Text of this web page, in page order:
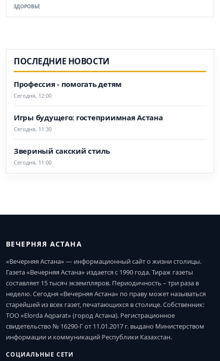
ЗДОРОВЬЕ
ПОСЛЕДНИЕ НОВОСТИ
Профессия - помогать детям
Сегодня, 12:00
Игры будущего: гостеприимная Астана
Сегодня, 11:30
Звериный сакский стиль
Сегодня, 11:00
ВЕЧЕРНЯЯ АСТАНА
«Вечерняя Астана» — информационный сайт о жизни столицы.
Газета «Вечерняя Астана» издается с 1990 года. Тираж газеты
составляет 15 тысяч экземпляров. Периодичность – три раза в
неделю. Сегодня «Вечерняя Астана» по праву может называться
старейшей из всех газет, печатающихся в столице. Собственник:
ТОО «Elorda Aqparat» (город Астана). Регистрационное
свидетельство № 16290-Г от 11.01.2017 г. выдано Министерством
информации и коммуникаций Республики Казахстан.
СОЦИАЛЬНЫЕ СЕТИ